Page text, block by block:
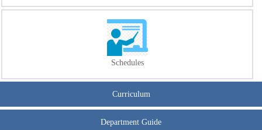
Schedules
Curriculum
Department Guide